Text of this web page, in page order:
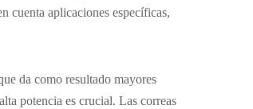
cuenta aplicaciones específicas,
da como resultado mayores
potencia es crucial. Las correas